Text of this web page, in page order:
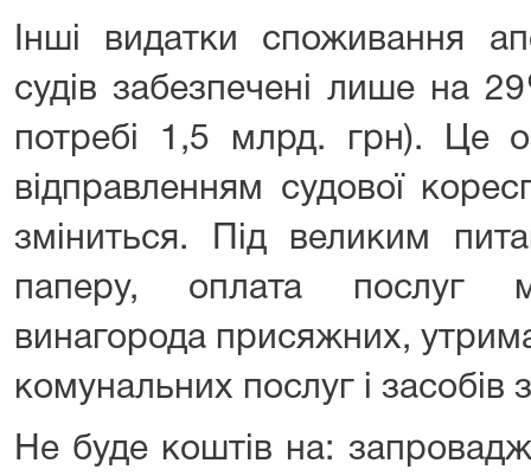
Інші видатки споживання
судів забезпечені лише на
потребі 1,5 млрд. грн). Це
відправленням судової
зміниться. Під великим
паперу, оплата послуг
винагорода присяжних,
комунальних послуг і засобів
Не буде коштів на: